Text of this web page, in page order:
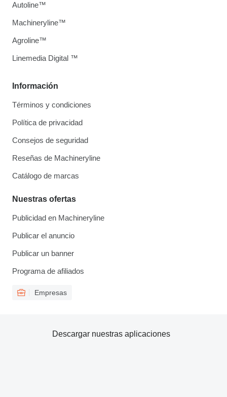
Información
Términos y condiciones
Política de privacidad
Consejos de seguridad
Reseñas de Machineryline
Catálogo de marcas
Nuestras ofertas
Publicidad en Machineryline
Publicar el anuncio
Publicar un banner
Programa de afiliados
Empresas
Autoline™
Machineryline™
Agroline™
Linemedia Digital ™
Descargar nuestras aplicaciones